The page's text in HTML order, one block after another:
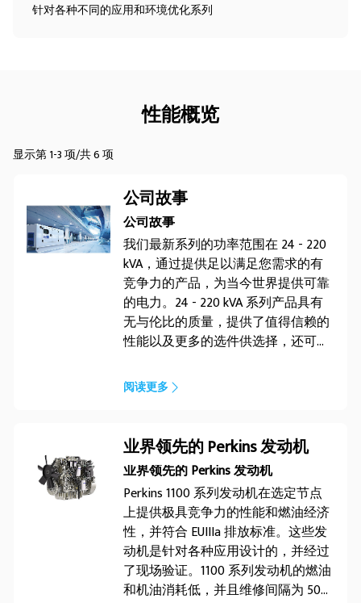
针对各种不同的应用和环境优化系列
性能概览
显示第 1-3 项/共 6 项
公司故事
公司故事
我们最新系列的功率范围在 24 - 220
kVA，通过提供足以满足您需求的有
竞争力的产品，为当今世界提供可靠
的电力。24 - 220 kVA 系列产品具有
无与伦比的质量，提供了值得信赖的
性能以及更多的选件供选择，还可以
化。为当今世界而设计，请相信 FG
Wilson。
阅读更多
业界领先的 Perkins 发动机
业界领先的 Perkins 发动机
Perkins 1100 系列发动机在选定节点
上提供极具竞争力的性能和燃油经济
性，并符合 EUIIIa 排放标准。这些发
动机是针对各种应用设计的，并经过
了现场验证。1100 系列发动机的燃油
和机油消耗低，并且维修间隔为 500